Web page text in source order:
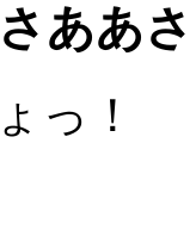
ああさ
っ！